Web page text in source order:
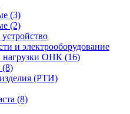
(3)
(2)
и электрооборудование
нагрузки ОНК (16)
(8)
(РТИ)
(8)